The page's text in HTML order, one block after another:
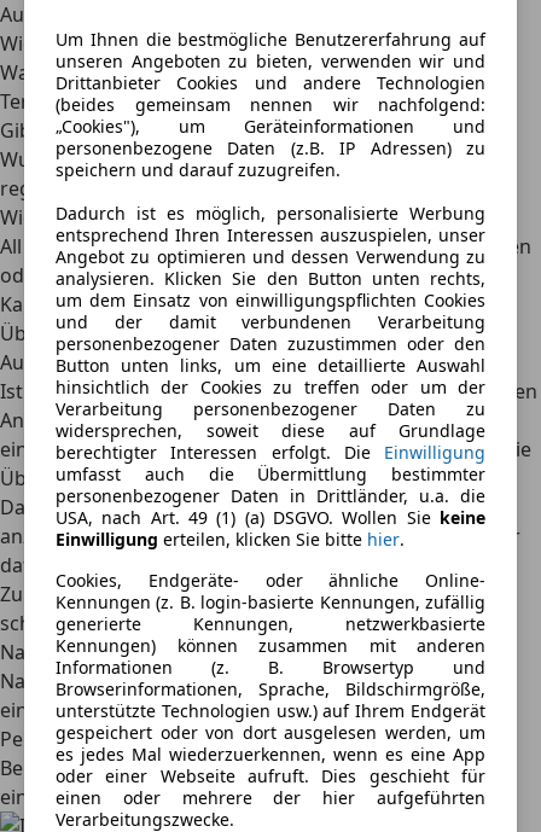
Um Ihnen die bestmögliche Benutzererfahrung auf
unseren Angeboten zu bieten, verwenden wir und
Drittanbieter Cookies und andere Technologien
(beides gemeinsam nennen wir nachfolgend:
„Cookies"), um Geräteinformationen und
personenbezogene Daten (z.B. IP Adressen) zu
speichern und darauf zuzugreifen.
Dadurch ist es möglich, personalisierte Werbung
entsprechend Ihren Interessen auszuspielen, unser
Angebot zu optimieren und dessen Verwendung zu
analysieren. Klicken Sie den Button unten rechts,
um dem Einsatz von einwilligungspflichten Cookies
und der damit verbundenen Verarbeitung
personenbezogener Daten zuzustimmen oder den
Button unten links, um eine detaillierte Auswahl
hinsichtlich der Cookies zu treffen oder um der
Verarbeitung personenbezogener Daten zu
widersprechen, soweit diese auf Grundlage
berechtigter Interessen erfolgt. Die Einwilligung
umfasst auch die Übermittlung bestimmter
personenbezogener Daten in Drittländer, u.a. die
USA, nach Art. 49 (1) (a) DSGVO. Wollen Sie keine
Einwilligung erteilen, klicken Sie bitte hier.
Cookies, Endgeräte- oder ähnliche Online-
Kennungen (z. B. login-basierte Kennungen, zufällig
generierte Kennungen, netzwerkbasierte
Kennungen) können zusammen mit anderen
Informationen (z. B. Browsertyp und
Browserinformationen, Sprache, Bildschirmgröße,
unterstützte Technologien usw.) auf Ihrem Endgerät
gespeichert oder von dort ausgelesen werden, um
es jedes Mal wiederzuerkennen, wenn es eine App
oder einer Webseite aufruft. Dies geschieht für
einen oder mehrere der hier aufgeführten
Verarbeitungszwecke.
Autokauf
Wie alt ist der Wagen und wie hoch ist der Tachostand?
Wann war der letzte und wann ist der nächste TÜV-/AU-
Termin fällig?
Gibt es einen Unfallschaden?
Wurde das Scheckheft gepflegt und Inspektionen
regelmäßig durchgeführt?
Wie viele Vorbesitzer hat der Wagen?
All diese Punkte sollte der Verkäufer beantworten können
oder in den Fahrzeugpapieren beziehungsweise im Kfz-
Kaufvertrag angeben.
Überführung und Anmeldung des Fahrzeugs nach dem
Autokauf
Ist das Auto bereits abgemeldet und hat der Käufer keinen
Anhänger, mit dem er das Auto transportieren kann, ist
eine Lösung dasKurzzeitkennzeichen . Dies ermöglicht die
Überführung des Fahrzeuges vom Kauf- zum Wohnort.
Das Auto istumgehend bei der Kfz-Zulassungsstelle
anzumelden. Folgende Dokumente muss der Autokäufer
dafür vorlegen:
Zulassungsbescheinigung I und II (Fahrzeugbrief und -
schein)
Nachweis einer gültigen Hauptuntersuchung
Nachweis einer gültigen Haftpflichtversicherung (mittels
einer
eVB-Nummer)
Personalausweis oder Reisepass
Bei Anmeldung durch eine dritte Person: Vollmacht
einschließlich Ausweis des Bevollmächtigten